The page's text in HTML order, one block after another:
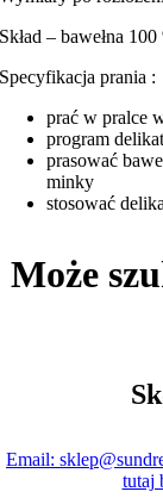
Skład – bawełna
Specyfikacja prania :
prać w pralce
program
prasować
minky
stosować
Może
Email:
tutaj